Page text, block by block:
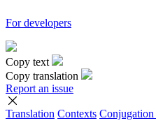
For developers
Copy text
Copy translation
Report an issue
Translation Contexts Conjugation